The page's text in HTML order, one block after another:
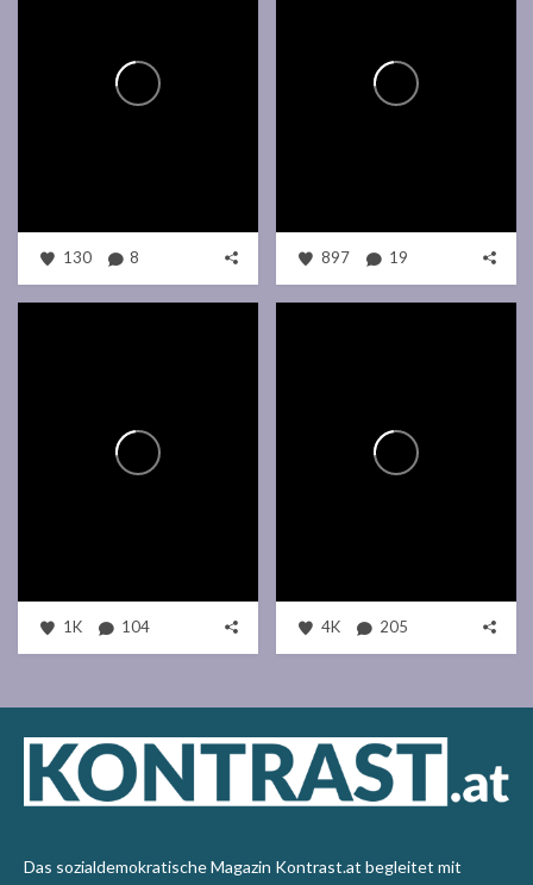
130 8 897 19
1K 104 4K 205
Das sozialdemokratische Magazin Kontrast.at begleitet mit